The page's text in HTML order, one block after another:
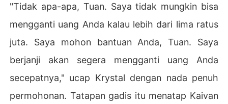
"Tidak apa-apa, Tuan. Saya tidak mungkin bisa
mengganti uang Anda kalau lebih dari lima ratus
juta. Saya mohon bantuan Anda, Tuan. Saya
berjanji akan segera mengganti uang Anda
secepatnya," ucap Krystal dengan nada penuh
permohonan. Tatapan gadis itu menatap Kaivan